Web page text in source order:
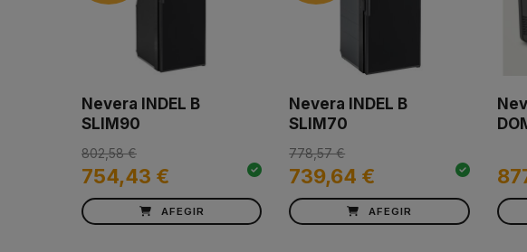
Nevera INDEL B
SLIM90
754,43 €
802,58 €
AFEGIR
Nevera INDEL B
SLIM70
739,64 €
778,57 €
AFEGIR